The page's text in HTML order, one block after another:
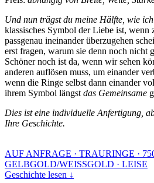
Und nun trägst du meine Hälfte, wie
klassisches Symbol der Liebe ist, wenn
passgenau ineinander überzugehen
erst fragen, warum sie denn noch nicht
Schöner noch ist da, wenn wir sehen
anderen auflösen muss, um einander
wenn die Ringe selbst dann einander
ihrem Symbol längst das Gemeinsame
Dies ist eine individuelle Anfertigung,
Ihre Geschichte.
AUF ANFRAGE · TRAURINGE ·
GELBGOLD/WEISSGOLD · LEISE
Geschichte lesen ↓